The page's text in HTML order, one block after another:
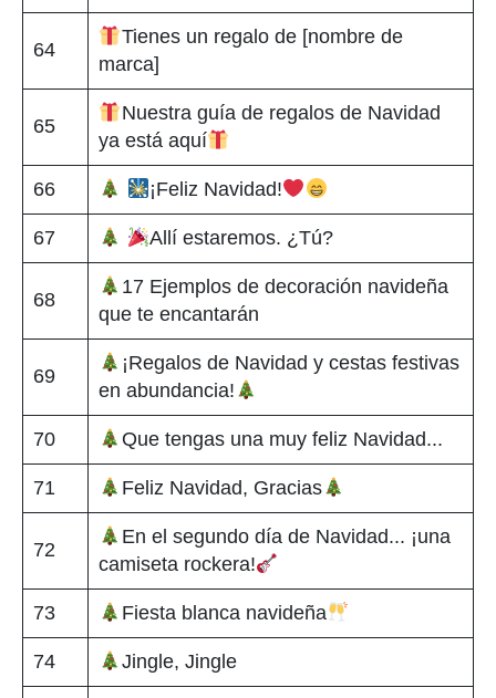
64
Tienes un regalo de [nombre de
marca]
65
Nuestra guía de regalos de Navidad
ya está aquí
66 ¡Feliz Navidad!
67 Allí estaremos. ¿Tú?
68
17 Ejemplos de decoración navideña
que te encantarán
69
¡Regalos de Navidad y cestas festivas
en abundancia!
70 Que tengas una muy feliz Navidad...
71 Feliz Navidad, Gracias
72
En el segundo día de Navidad... ¡una
camiseta rockera!
73 Fiesta blanca navideña
74 Jingle, Jingle